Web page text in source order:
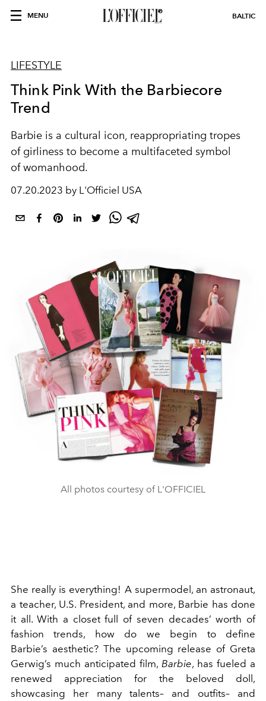
MENU BALTIC
LIFESTYLE
Think Pink With the Barbiecore
Trend
Barbie is a cultural icon, reappropriating tropes
of girliness to become a multifaceted symbol
ofwomanhood.
07.20.2023 by L'Officiel USA
All photos courtesy of L'OFFICIEL
She really is everything! A supermodel, an astronaut,
a teacher, U.S. President, and more, Barbie has done
it all. With a closet full of seven decades’ worth of
fashion trends, how do we begin to define
Barbie’s aesthetic? The upcoming release of Greta
Gerwig’s much anticipated film, Barbie, has fueled a
renewed appreciation for the beloved doll,
showcasing her many talents– and outfits– and